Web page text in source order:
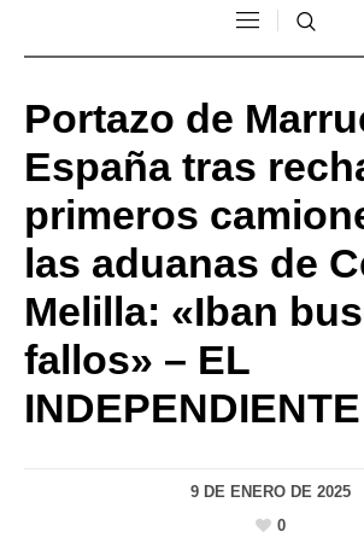
Portazo de
España tras
primeros
las aduanas de
Melilla: «Iban
fallos» – EL
INDEPENDIENTE
9 DE ENERO DE 2025
0